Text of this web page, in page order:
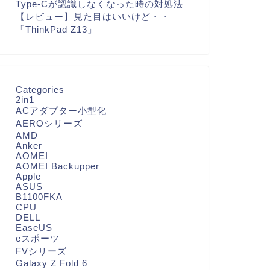
Type-Cが認識しなくなった時の対処法
【レビュー】見た目はいいけど・・
「ThinkPad Z13」
Categories
2in1
ACアダプター小型化
AEROシリーズ
AMD
Anker
AOMEI
AOMEI Backupper
Apple
ASUS
B1100FKA
CPU
DELL
EaseUS
eスポーツ
FVシリーズ
Galaxy Z Fold 6